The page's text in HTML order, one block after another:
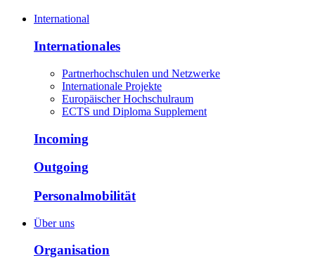
International
Internationales
Partnerhochschulen und Netzwerke
Internationale Projekte
Europäischer Hochschulraum
ECTS und Diploma Supplement
Incoming
Outgoing
Personalmobilität
Über uns
Organisation